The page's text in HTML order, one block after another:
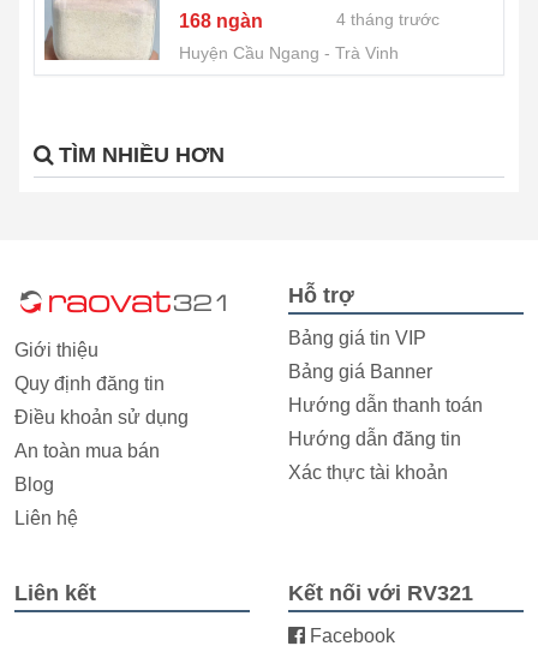
168 ngàn
4 tháng trước
Huyện Cầu Ngang
Trà Vinh
TÌM NHIỀU HƠN
Giới thiệu
Quy định đăng tin
Điều khoản sử dụng
An toàn mua bán
Blog
Liên hệ
Hỗ trợ
Bảng giá tin VIP
Bảng giá Banner
Hướng dẫn thanh toán
Hướng dẫn đăng tin
Xác thực tài khoản
Liên kết Kết nối với RV321
Facebook